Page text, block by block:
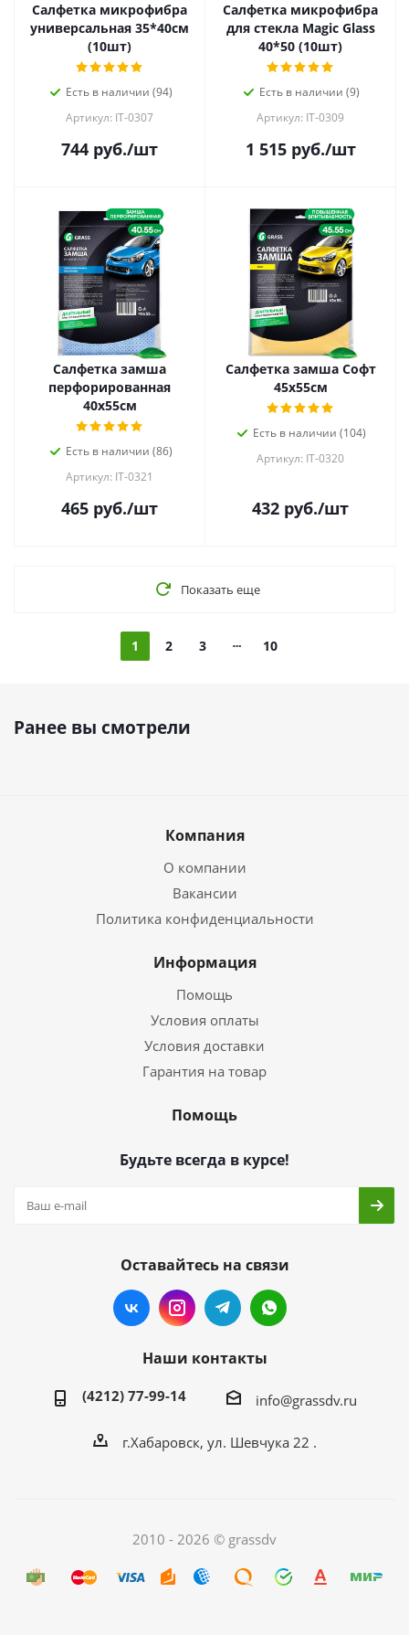
Салфетка микрофибра
универсальная 35*40см
(10шт)
Есть в наличии (94)
Артикул: IT-0307
744 руб./шт
Салфетка микрофибра
для стекла Magic Glass
40*50 (10шт)
Есть в наличии (9)
Артикул: IT-0309
1 515руб./шт
Салфетка замша
перфорированная
40х55см
Есть в наличии (86)
Артикул: IT-0321
465 руб./шт
Салфетка замша Софт
45х55см
Есть в наличии (104)
Артикул: IT-0320
432 руб./шт
Показать еще
1 2 3 10
Ранее вы смотрели
Компания
О компании
Вакансии
Политика конфиденциальности
Информация
Помощь
Условия оплаты
Условия доставки
Гарантия на товар
Помощь
Будьте всегда в курсе!
Оставайтесь на связи
Наши контакты
(4212) 77-99-14 info@grassdv.ru
г.Хабаровск, ул. Шевчука 22 .
2010 - 2026 © grassdv